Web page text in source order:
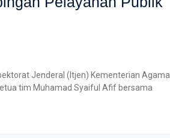
Jenderal (Itjen) Kementerian Agama
tim Muhamad Syaiful Afif bersama